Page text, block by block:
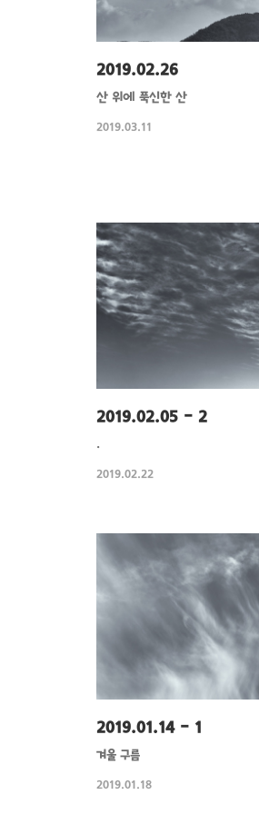
2019.02.26
산 위에 푹신한 산
2019.03.11
2019.02.05 - 2
.
2019.02.22
2019.01.14 - 1
겨울 구름
2019.01.18